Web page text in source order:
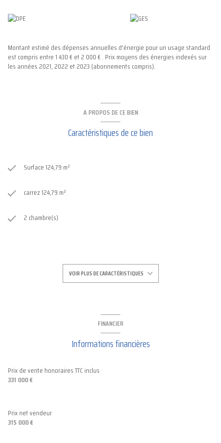
Chauffage individuel gaz avec chaudière Viessmann.
- trois places de stationnement privatives à l’arrière,
- possibilité de recharge pour véhicule électrique,
- grand garage avec électricité,
Un appartement élégant, lumineux et familial, avec des prestations et des
annexes particulièrement rares sur le secteur.
Pour plus d’informations ou organiser une visite, contactez-nous.
Montant estimé des dépenses annuelles d'énergie pour un usage standard
est compris entre 1 430 € et 2 000 € . Prix moyens des énergies indexés sur
les années 2021, 2022 et 2023 (abonnements compris).
A PROPOS DE CE BIEN
Caractéristiques de ce bien
Surface 124,79 m²
carrez 124,79 m²
2 chambre(s)
cuisine américaine (équipée)
exposition Sud-Est
3 étage(s)
VOIR PLUS DE CARACTÉRISTIQUES
FINANCIER
Informations financières
Prix de vente honoraires TTC inclus
331 000 €
Prix net vendeur
315 000 €